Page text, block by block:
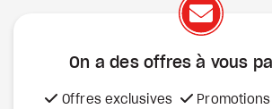
On a des offres à vous
Offres exclusives Promotions